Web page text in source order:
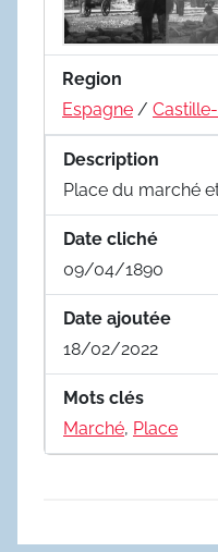
Region
Espagne /
Description
Place du marché
Date cliché
09/04/1890
Date ajoutée
18/02/2022
Mots clés
Marché, Place